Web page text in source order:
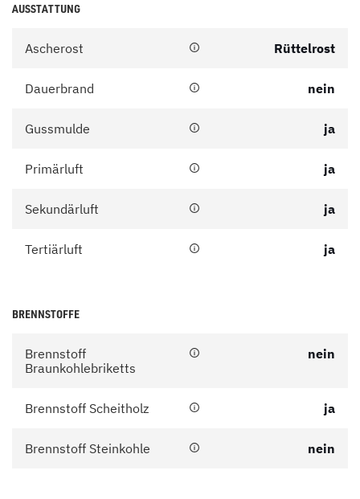
AUSSTATTUNG
Ascherost Rüttelrost
Dauerbrand nein
Gussmulde ja
Primärluft ja
Sekundärluft ja
Tertiärluft ja
BRENNSTOFFE
Brennstoff
Braunkohlebriketts
nein
Brennstoff Scheitholz ja
Brennstoff Steinkohle nein